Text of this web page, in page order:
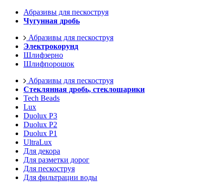
Абразивы для пескоструя
Чугунная дробь
Абразивы для пескоструя
Электрокорунд
Шлифзерно
Шлифпорошок
Абразивы для пескоструя
Стеклянная дробь, стеклошарики
Tech Beads
Lux
Duolux P3
Duolux P2
Duolux P1
UltraLux
Для декора
Для разметки дорог
Для пескоструя
Для фильтрации воды